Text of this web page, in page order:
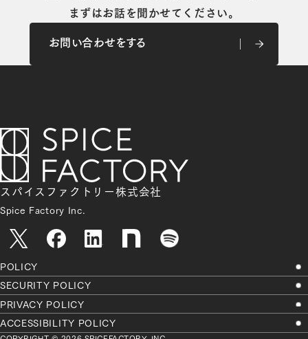
まずはお話を聞かせてください。
お問い合わせをする
スパイスファクトリー株式会社
Spice Factory Inc.
POLICY
SECURITY POLICY
PRIVACY POLICY
ACCESSIBILITY POLICY